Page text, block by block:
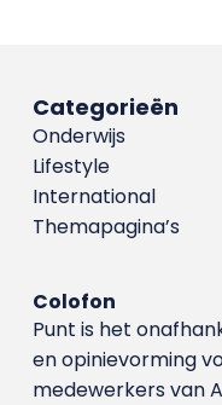
Categorieën
Onderwijs
Lifestyle
International
Themapagina’s
Colofon
Punt is het
en opinievorming
medewerkers van